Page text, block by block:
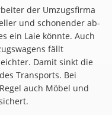
der Umzugsfirma
und schonender ab-
ein Laie könnte. Auch
fällt
Damit sinkt die
Transports. Bei
auch Möbel und